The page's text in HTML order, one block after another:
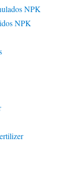
NPK
NPK